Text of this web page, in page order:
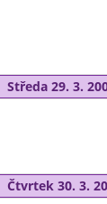
Středa 29. 3.
Čtvrtek 30. 3.